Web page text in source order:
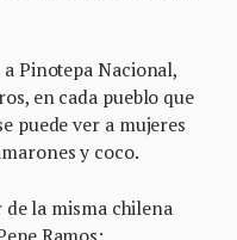
Pinotepa Nacional,
en cada pueblo que
puede ver a mujeres
y coco.
la misma chilena